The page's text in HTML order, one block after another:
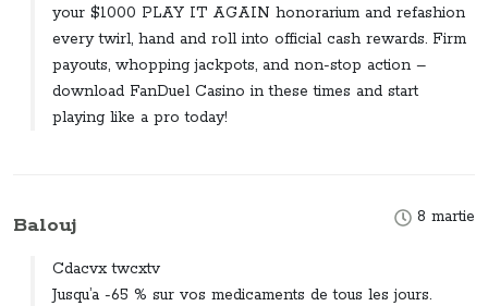
your $1000 PLAY IT AGAIN honorarium and refashion
every twirl, hand and roll into official cash rewards. Firm
payouts, whopping jackpots, and non-stop action –
download FanDuel Casino in these times and start
playing like a pro today!
8 martie
Balouj
Cdacvx twcxtv
Jusqu’a -65 % sur vos medicaments de tous les jours.